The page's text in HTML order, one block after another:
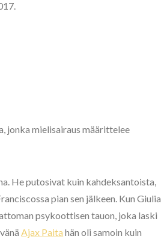
jonka mielisairaus määrittelee
He putosivat kuin kahdeksantoista,
pian sen jälkeen. Kun Giulia
psykoottisen tauon, joka laski
Ajax Paita hän oli samoin kuin